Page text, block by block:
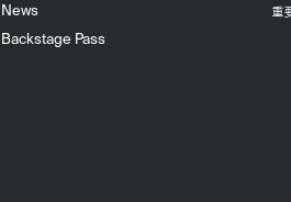
News
Backstage Pass
重